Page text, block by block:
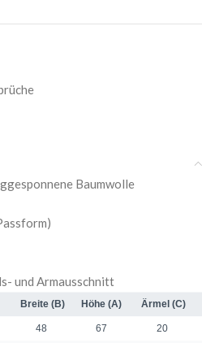
Baumwolle
und Armausschnitt